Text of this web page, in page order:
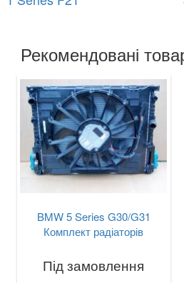
Рекомендовані
BMW 5 Series G30/G31
Комплект радіаторів
Під замовлення